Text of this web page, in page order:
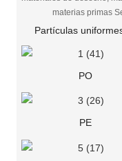
materias primas
Partículas
PO
PE